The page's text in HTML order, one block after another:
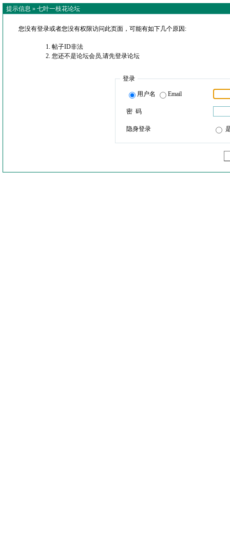
提示信息 » 七叶一枝花论坛
您没有登录或者您没有权限访问此页面，可能有如下几个原因:
帖子ID非法
您还不是论坛会员,请先登录论坛
登录
用户名 Email
密 码
隐身登录